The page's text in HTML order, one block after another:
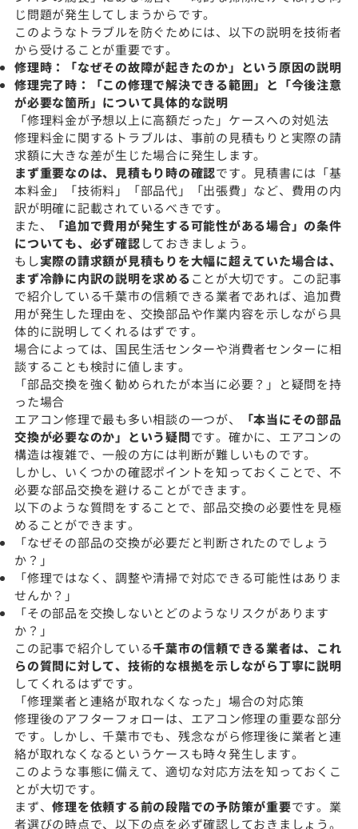
じ問題が発生してしまうからです。
このようなトラブルを防ぐためには、以下の説明を技術者
から受けることが重要です。
修理時：「なぜその故障が起きたのか」という原因の説明
修理完了時：「この修理で解決できる範囲」と「今後注意
が必要な箇所」について具体的な説明
「修理料金が予想以上に高額だった」ケースへの対処法
修理料金に関するトラブルは、事前の見積もりと実際の請
求額に大きな差が生じた場合に発生します。
まず重要なのは、見積もり時の確認です。見積書には「基
本料金」「技術料」「部品代」「出張費」など、費用の内
訳が明確に記載されているべきです。
また、
「追加で費用が発生する可能性がある場合」の条件
についても、必ず確認しておきましょう。
もし実際の請求額が見積もりを大幅に超えていた場合は、
まず冷静に内訳の説明を求めることが大切です。この記事
で紹介している千葉市の信頼できる業者であれば、追加費
用が発生した理由を、交換部品や作業内容を示しながら具
体的に説明してくれるはずです。
場合によっては、国民生活センターや消費者センターに相
談することも検討に値します。
「部品交換を強く勧められたが本当に必要？」と疑問を持
った場合
エアコン修理で最も多い相談の一つが、
「本当にその部品
交換が必要なのか」という疑問です。確かに、エアコンの
構造は複雑で、一般の方には判断が難しいものです。
しかし、いくつかの確認ポイントを知っておくことで、不
必要な部品交換を避けることができます。
以下のような質問をすることで、部品交換の必要性を見極
めることができます。
「なぜその部品の交換が必要だと判断されたのでしょう
か？」
「修理ではなく、調整や清掃で対応できる可能性はありま
せんか？」
「その部品を交換しないとどのようなリスクがあります
か？」
この記事で紹介している千葉市の信頼できる業者は、これ
らの質問に対して、技術的な根拠を示しながら丁寧に説明
してくれるはずです。
「修理業者と連絡が取れなくなった」場合の対応策
修理後のアフターフォローは、エアコン修理の重要な部分
です。しかし、千葉市でも、残念ながら修理後に業者と連
絡が取れなくなるというケースも時々発生します。
このような事態に備えて、適切な対応方法を知っておくこ
とが大切です。
まず、修理を依頼する前の段階での予防策が重要です。業
者選びの時点で、以下の点を必ず確認しておきましょう。